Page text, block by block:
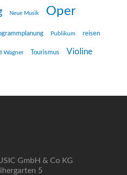
Neue Musik Oper
Publikum reisen
Wagner Tourismus Violine
GmbH & Co KG
5